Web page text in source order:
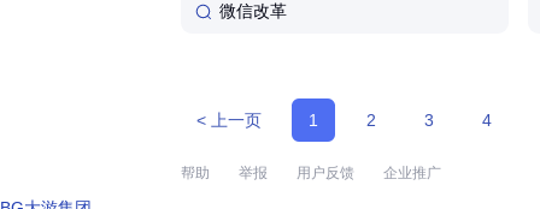
微信改革
< 上一页 1 2 3 4
帮助 举报 用户反馈 企业推广